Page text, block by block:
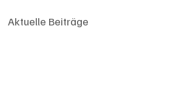
Aktuelle Beiträge